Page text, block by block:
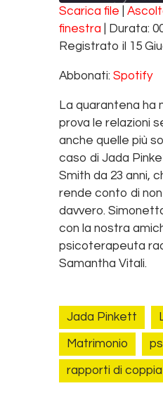
Spotify
RSS FEED
SHARE
Scarica file
finestra
Durata:
Registrato il 15
Abbonati: Spotify
La quarantena ha
prova le relazioni
anche quelle più
caso di Jada
Smith da 23 anni,
rende conto di
davvero.
con la nostra
psicoterapeuta
Samantha Vitali.
Jada Pinkett
Matrimonio
rapporti di coppia